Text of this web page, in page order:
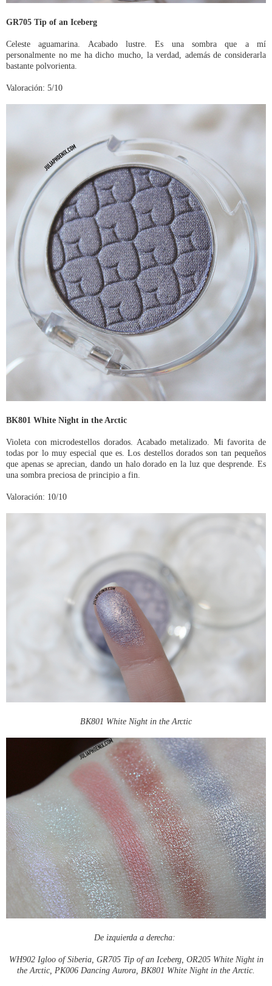
GR705 Tip of an Iceberg
Celeste aguamarina. Acabado lustre. Es una sombra que a mí
personalmente no me ha dicho mucho, la verdad, además de considerarla
bastante polvorienta.
Valoración: 5/10
BK801 White Night in the Arctic
Violeta con microdestellos dorados. Acabado metalizado. Mi favorita de
todas por lo muy especial que es. Los destellos dorados son tan pequeños
que apenas se aprecian, dando un halo dorado en la luz que desprende. Es
una sombra preciosa de principio a fin.
Valoración: 10/10
BK801 White Night in the Arctic
De izquierda a derecha:
WH902 Igloo of Siberia, GR705 Tip of an Iceberg, OR205 White Night in
the Arctic, PK006 Dancing Aurora, BK801 White Night in the Arctic.